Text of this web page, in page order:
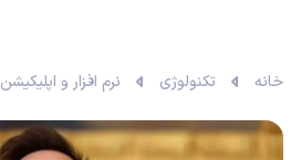
خانه تکنولوژی نرم افزار و اپلیکیشن